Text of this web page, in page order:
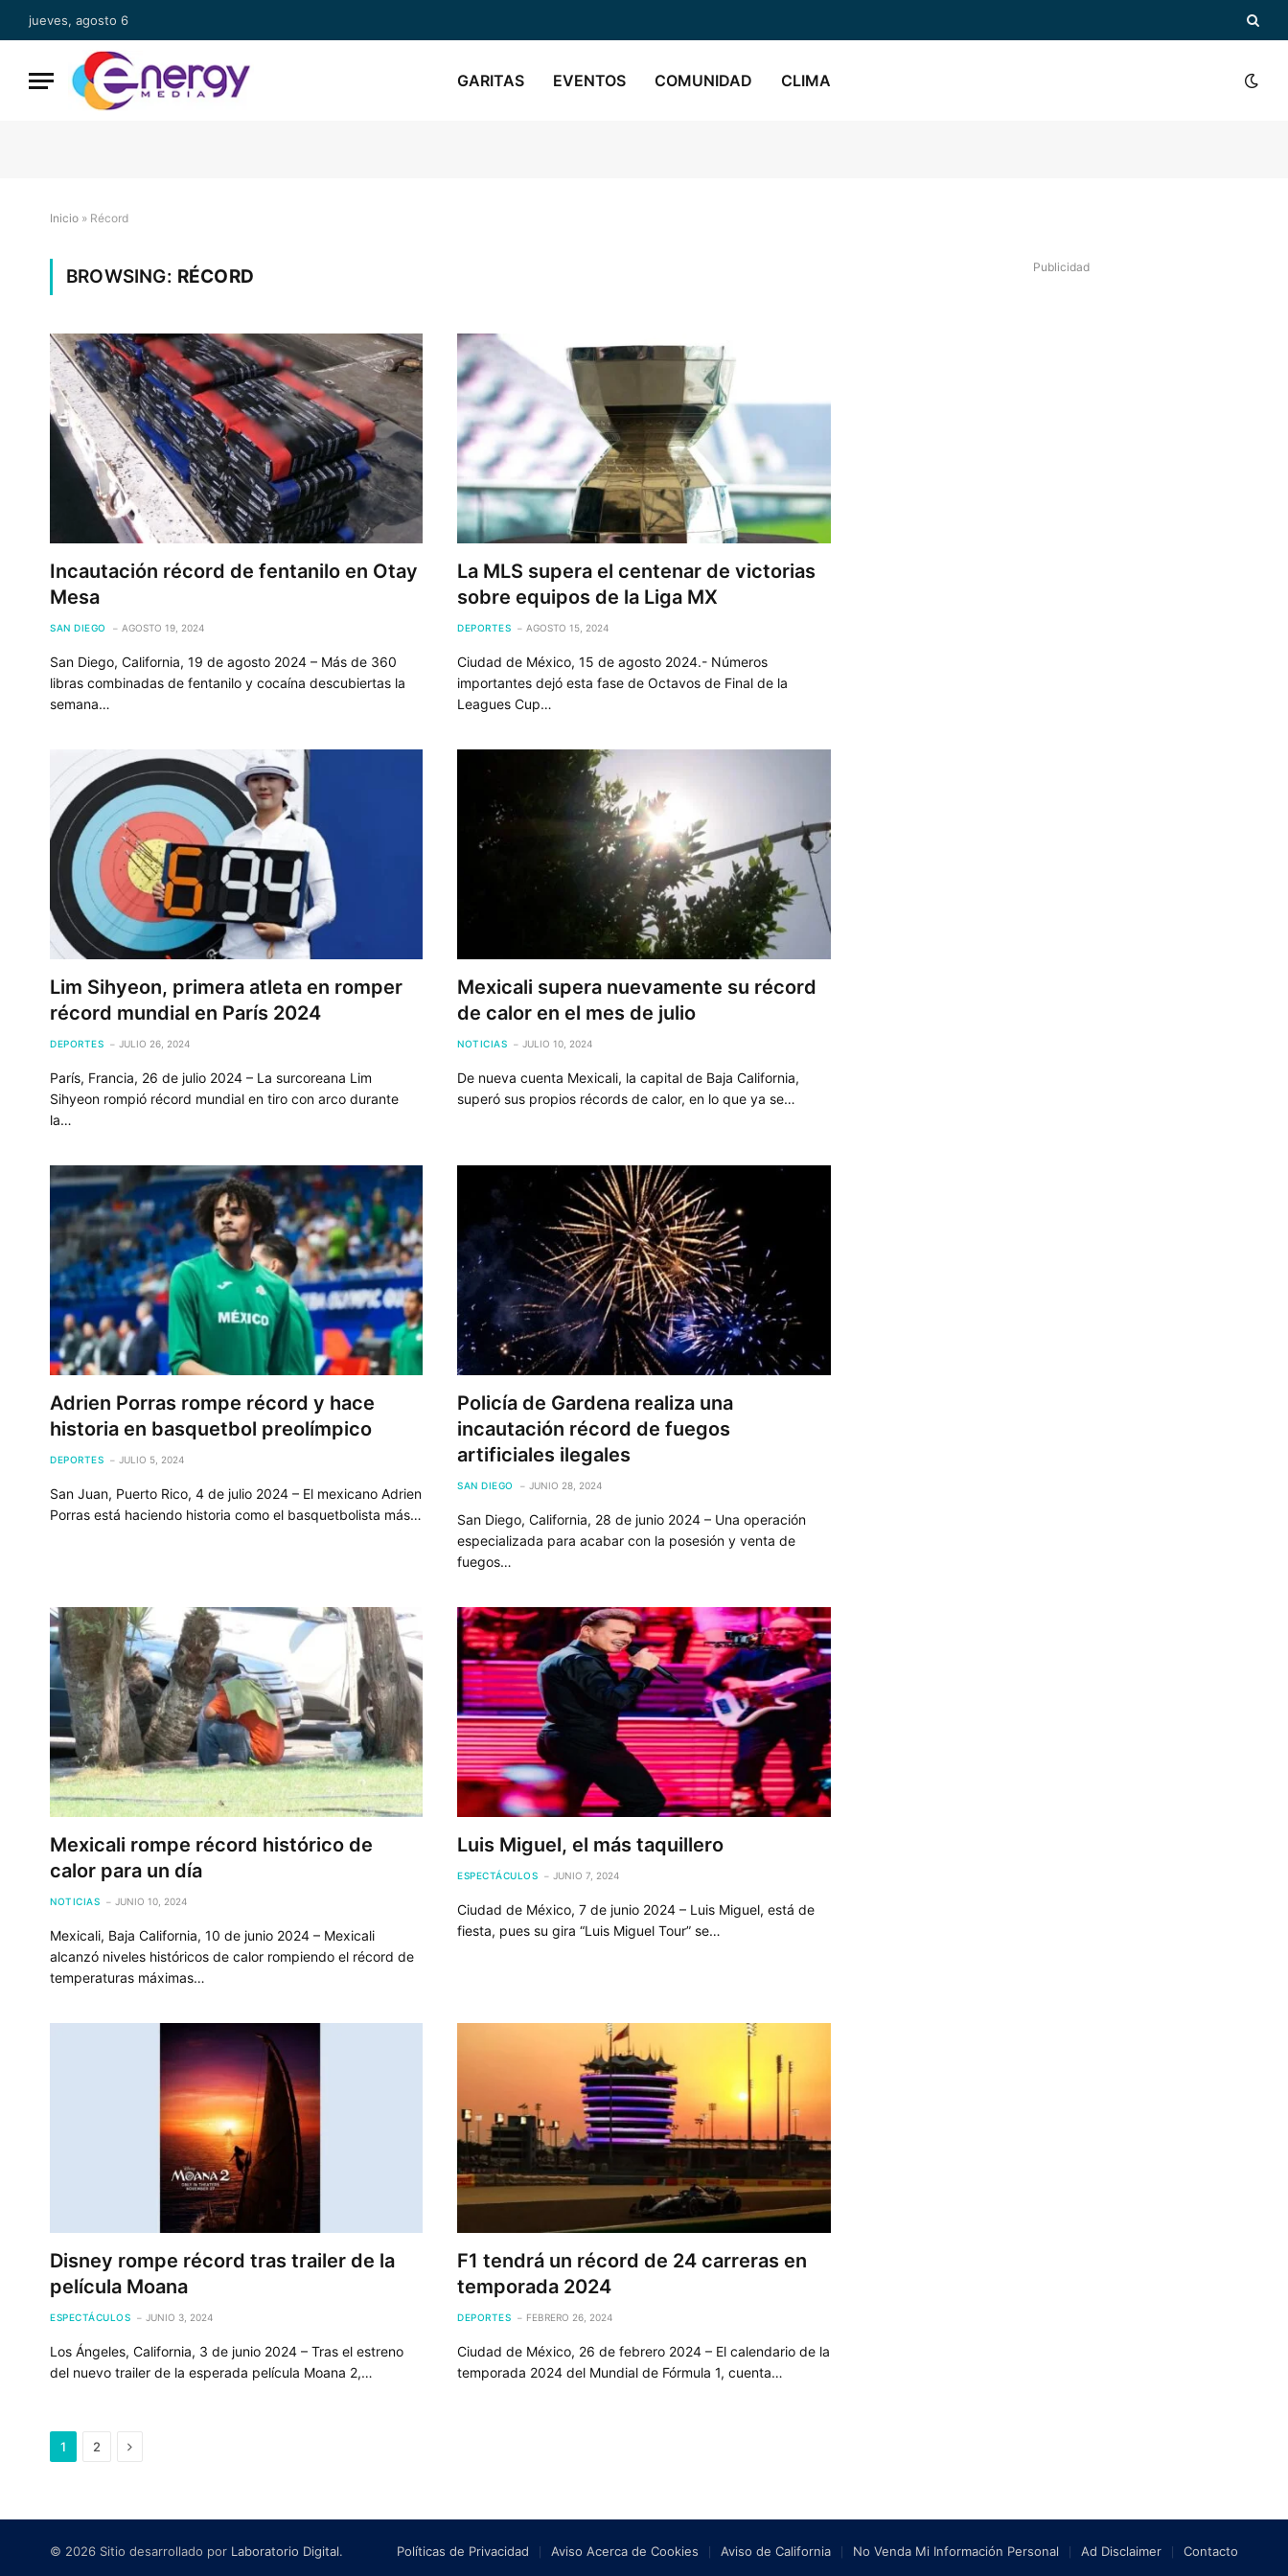
jueves, agosto 6
GARITAS EVENTOS COMUNIDAD CLIMA
Inicio » Récord
BROWSING: RÉCORD
Incautación récord de fentanilo en Otay
Mesa
SAN DIEGO AGOSTO 19, 2024
San Diego, California, 19 de agosto 2024 – Más de 360
libras combinadas de fentanilo y cocaína descubiertas la
semana…
La MLS supera el centenar de victorias
sobre equipos de la Liga MX
DEPORTES AGOSTO 15, 2024
Ciudad de México, 15 de agosto 2024.- Números
importantes dejó esta fase de Octavos de Final de la
Leagues Cup…
Lim Sihyeon, primera atleta en romper
récord mundial en París 2024
DEPORTES JULIO 26, 2024
París, Francia, 26 de julio 2024 – La surcoreana Lim
Sihyeon rompió récord mundial en tiro con arco durante
la…
Mexicali supera nuevamente su récord
de calor en el mes de julio
NOTICIAS JULIO 10, 2024
De nueva cuenta Mexicali, la capital de Baja California,
superó sus propios récords de calor, en lo que ya se…
Adrien Porras rompe récord y hace
historia en basquetbol preolímpico
DEPORTES JULIO 5, 2024
San Juan, Puerto Rico, 4 de julio 2024 – El mexicano Adrien
Porras está haciendo historia como el basquetbolista más…
Policía de Gardena realiza una
incautación récord de fuegos
artificiales ilegales
SAN DIEGO JUNIO 28, 2024
San Diego, California, 28 de junio 2024 – Una operación
especializada para acabar con la posesión y venta de
fuegos…
Mexicali rompe récord histórico de
calor para un día
NOTICIAS JUNIO 10, 2024
Mexicali, Baja California, 10 de junio 2024 – Mexicali
alcanzó niveles históricos de calor rompiendo el récord de
temperaturas máximas…
Luis Miguel, el más taquillero
ESPECTÁCULOS JUNIO 7, 2024
Ciudad de México, 7 de junio 2024 – Luis Miguel, está de
fiesta, pues su gira “Luis Miguel Tour” se…
Disney rompe récord tras trailer de la
película Moana
ESPECTÁCULOS JUNIO 3, 2024
Los Ángeles, California, 3 de junio 2024 – Tras el estreno
del nuevo trailer de la esperada película Moana 2,…
F1 tendrá un récord de 24 carreras en
temporada 2024
DEPORTES FEBRERO 26, 2024
Ciudad de México, 26 de febrero 2024 – El calendario de la
temporada 2024 del Mundial de Fórmula 1, cuenta…
1 2 Next
Publicidad
© 2026 Sitio desarrollado por Laboratorio Digital. Políticas de Privacidad Aviso Acerca de Cookies Aviso de California No Venda Mi Información Personal Ad Disclaimer Contacto